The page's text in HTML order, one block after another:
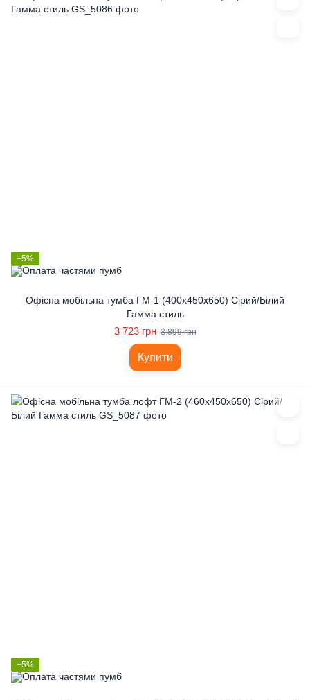
−5%
Офісна мобільна тумба ГМ-1 (400x450x650) Сірий/Білий
Гамма стиль
3 723 грн 3 899 грн
Купити
−5%